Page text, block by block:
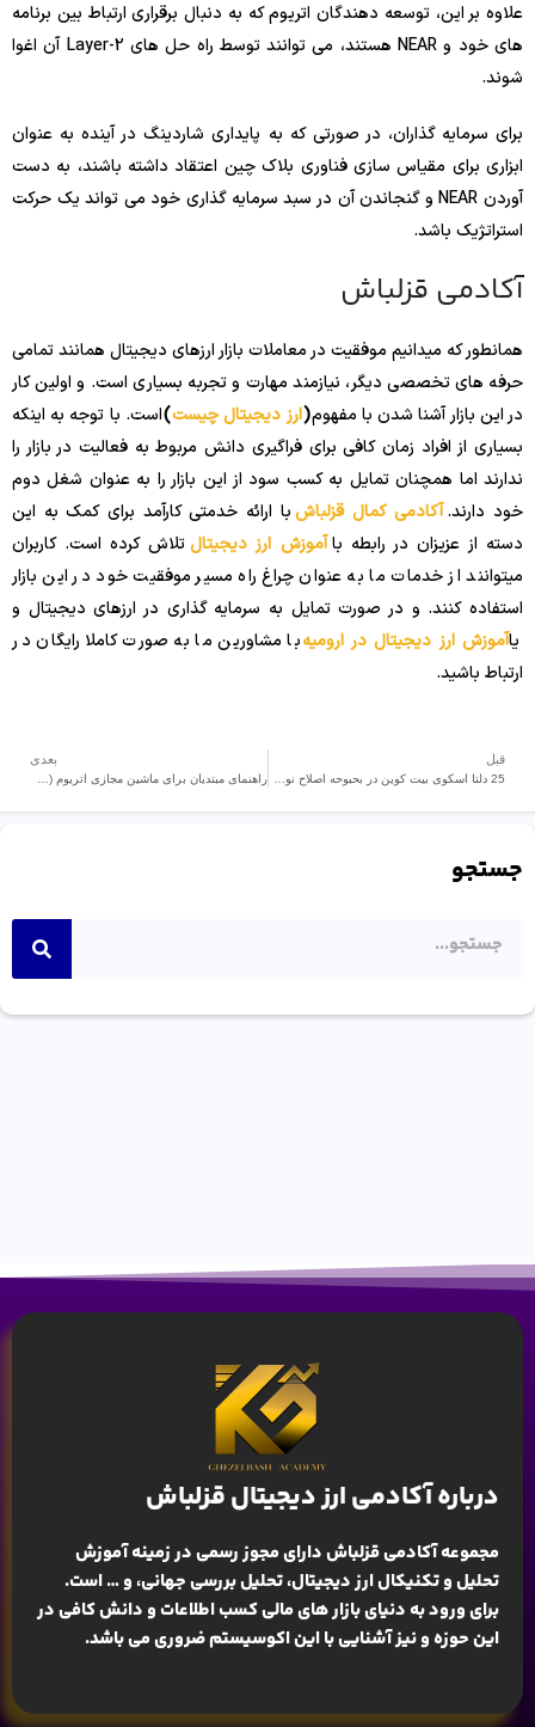
علاوه بر این، توسعه دهندگان اتریوم که به دنبال برقراری ارتباط بین برنامه
های خود و NEAR هستند، می توانند توسط راه حل های Layer-2 آن اغوا
شوند.
برای سرمایه گذاران، در صورتی که به پایداری شاردینگ در آینده به عنوان
ابزاری برای مقیاس سازی فناوری بلاک چین اعتقاد داشته باشند، به دست
آوردن NEAR و گنجاندن آن در سبد سرمایه گذاری خود می تواند یک حرکت
استراتژیک باشد.
آکادمی قزلباش
همانطور که میدانیم موفقیت در معاملات بازار ارزهای دیجیتال همانند تمامی
حرفه های تخصصی دیگر، نیازمند مهارت و تجربه بسیاری است. و اولین کار
در این بازار آشنا شدن با مفهوم(ارز دیجیتال چیست)است. با توجه به اینکه
بسیاری از افراد زمان کافی برای فراگیری دانش مربوط به فعالیت در بازار را
ندارند اما همچنان تمایل به کسب سود از این بازار را به عنوان شغل دوم
خود دارند.آکادمی کمال قزلباشبا ارائه خدمتی کارآمد برای کمک به این
دسته از عزیزان در رابطه باآموزش ارز دیجیتالتلاش کرده است. کاربران
میتوانند از خدمات ما به عنوان چراغ راه مسیر موفقیت خود در این بازار
استفاده کنند. و در صورت تمایل به سرمایه گذاری در ارزهای دیجیتال و
یاآموزش ارز دیجیتال در ارومیهبا مشاورین ما به صورت کاملا رایگان در
ارتباط باشید.
قبل
25 دلتا اسکوی بیت کوین در بحبوحه اصلاح نوسانات شدیدی را تجربه می کند.
بعدی
راهنمای مبتدیان برای ماشین مجازی اتریوم (EVM)
جستجو
درباره آکادمی ارز دیجیتال قزلباش
مجموعه آکادمی قزلباش دارای مجوز رسمی در زمینهآموزش
تحلیل و تکنیکال ارز دیجیتال، تحلیل بررسی جهانی، و … است.
برای ورود به دنیای بازار های مالی کسب اطلاعات و دانش کافی در
این حوزه و نیز آشنایی با این اکوسیستم ضروری می باشد.